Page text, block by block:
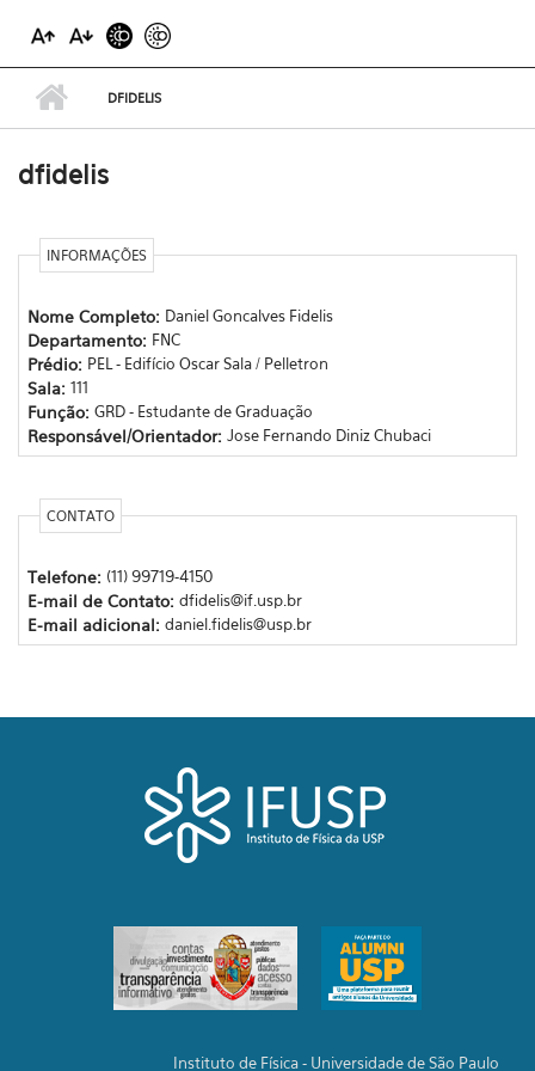
DFIDELIS
dfidelis
INFORMAÇÕES
Nome Completo: Daniel Goncalves Fidelis
Departamento: FNC
Prédio: PEL - Edifício Oscar Sala / Pelletron
Sala: 111
Função: GRD - Estudante de Graduação
Responsável/Orientador: Jose Fernando Diniz Chubaci
CONTATO
Telefone: (11) 99719-4150
E-mail de Contato: dfidelis@if.usp.br
E-mail adicional: daniel.fidelis@usp.br
Instituto de Física - Universidade de São Paulo